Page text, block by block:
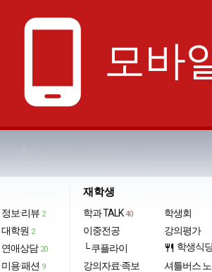
phone_android 모바
정보·리뷰 2
대학원 2
연애상담 20
미용·패션 9
재학생
학과 TALK 40
이중전공
└ 쿠플라이
강의자료·족보
학생회
강의평가
restaurant 학생식
셔틀버스